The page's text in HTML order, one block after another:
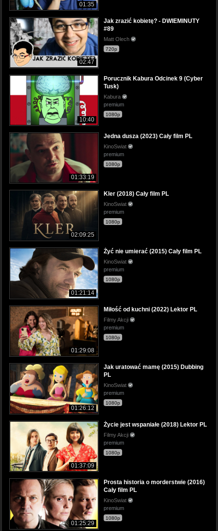
01:35
02:47
Jak zrazić kobietę? - DWIEMINUTY
#89
Matt Olech
720p
10:40
Porucznik Kabura Odcinek 9 (Cyber
Tusk)
Kabura
premium
1080p
01:33:19
Jedna dusza (2023) Cały film PL
KinoSwiat
premium
1080p
02:09:25
Kler (2018) Cały film PL
KinoSwiat
premium
1080p
01:21:14
Żyć nie umierać (2015) Cały film PL
KinoSwiat
premium
1080p
01:29:08
Miłość od kuchni (2022) Lektor PL
Filmy Akcji
premium
1080p
01:26:12
Jak uratować mamę (2015) Dubbing
PL
KinoSwiat
premium
1080p
01:37:09
Życie jest wspaniałe (2018) Lektor PL
Filmy Akcji
premium
1080p
01:25:29
Prosta historia o morderstwie (2016)
Cały film PL
KinoSwiat
premium
1080p